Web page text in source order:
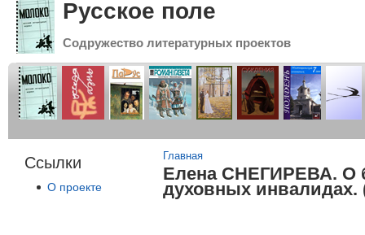
Русское поле
Содружество литературных проектов
Ссылки
О проекте
Вы здесь
Главная
Елена СНЕГИРЕВА. О
духовных инвалидах.